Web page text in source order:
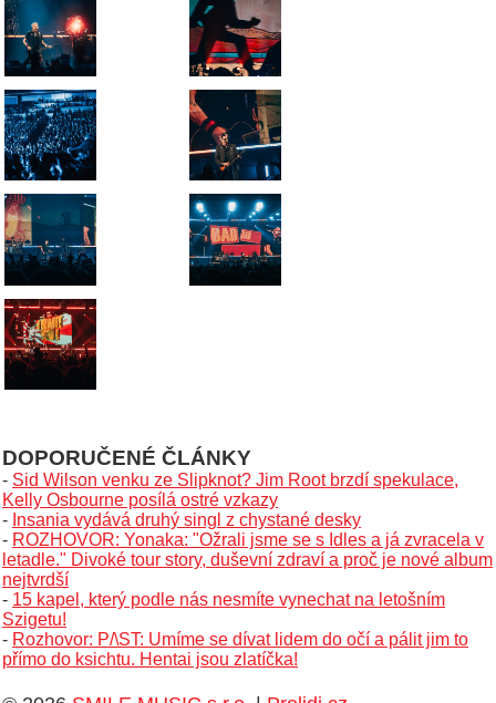
DOPORUČENÉ ČLÁNKY
- Sid Wilson venku ze Slipknot? Jim Root brzdí spekulace,
Kelly Osbourne posílá ostré vzkazy
- Insania vydává druhý singl z chystané desky
- ROZHOVOR: Yonaka: "Ožrali jsme se s Idles a já zvracela v
letadle." Divoké tour story, duševní zdraví a proč je nové album
nejtvrdší
- 15 kapel, který podle nás nesmíte vynechat na letošním
Szigetu!
- Rozhovor: P/\ST: Umíme se dívat lidem do očí a pálit jim to
přímo do ksichtu. Hentai jsou zlatíčka!